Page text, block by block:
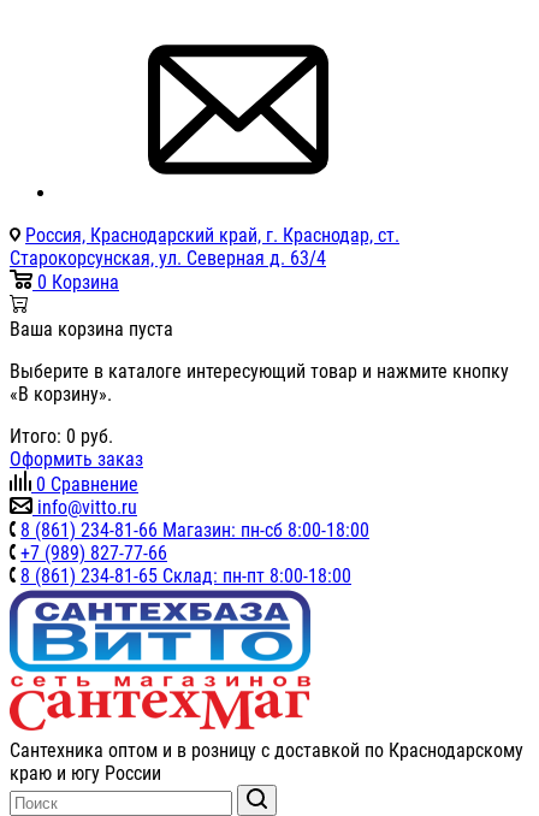
Россия, Краснодарский край, г. Краснодар, ст.
Старокорсунская, ул. Северная д. 63/4
0 Корзина
Ваша корзина пуста
Выберите в каталоге интересующий товар и нажмите кнопку
«В корзину».
Итого: 0 руб.
Оформить заказ
0 Сравнение
info@vitto.ru
8 (861) 234-81-66 Магазин: пн-сб 8:00-18:00
+7 (989) 827-77-66
8 (861) 234-81-65 Склад: пн-пт 8:00-18:00
Сантехника оптом и в розницу с доставкой по Краснодарскому
краю и югу России